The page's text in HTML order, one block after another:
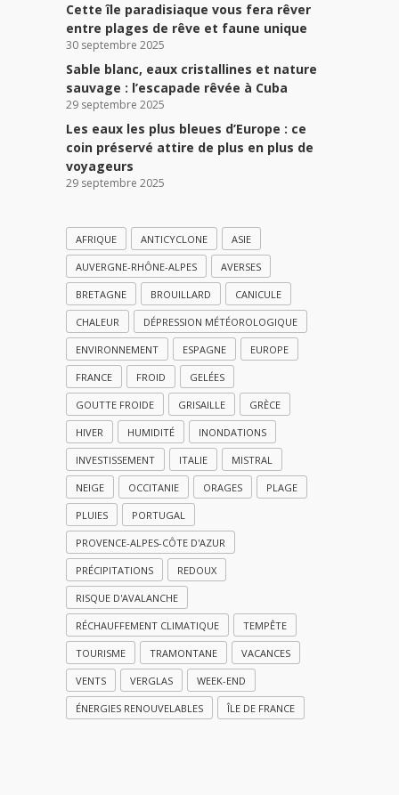
Cette île paradisiaque vous fera rêver
entre plages de rêve et faune unique
30 septembre 2025
Sable blanc, eaux cristallines et nature
sauvage : l’escapade rêvée à Cuba
29 septembre 2025
Les eaux les plus bleues d’Europe : ce
coin préservé attire de plus en plus de
voyageurs
29 septembre 2025
AFRIQUE ANTICYCLONE ASIE
AUVERGNE-RHÔNE-ALPES AVERSES
BRETAGNE BROUILLARD CANICULE
CHALEUR DÉPRESSION MÉTÉOROLOGIQUE
ENVIRONNEMENT ESPAGNE EUROPE
FRANCE FROID GELÉES
GOUTTE FROIDE GRISAILLE GRÈCE
HIVER HUMIDITÉ INONDATIONS
INVESTISSEMENT ITALIE MISTRAL
NEIGE OCCITANIE ORAGES PLAGE
PLUIES PORTUGAL
PROVENCE-ALPES-CÔTE D'AZUR
PRÉCIPITATIONS REDOUX
RISQUE D'AVALANCHE
RÉCHAUFFEMENT CLIMATIQUE TEMPÊTE
TOURISME TRAMONTANE VACANCES
VENTS VERGLAS WEEK-END
ÉNERGIES RENOUVELABLES ÎLE DE FRANCE